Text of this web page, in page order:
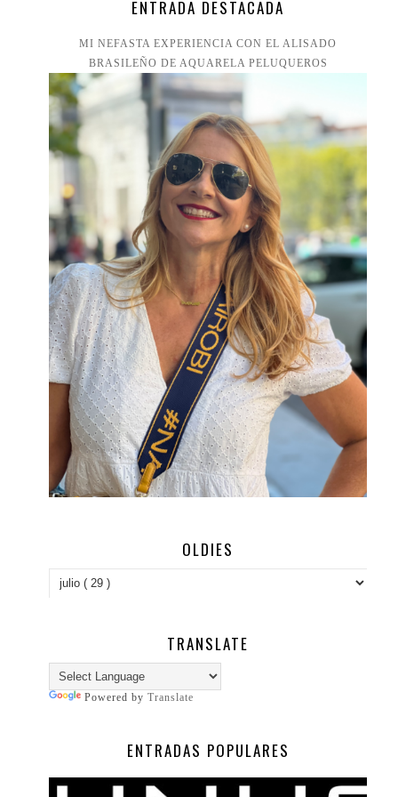
ENTRADA DESTACADA
MI NEFASTA EXPERIENCIA CON EL ALISADO
BRASILEÑO DE AQUARELA PELUQUEROS
OLDIES
TRANSLATE
Powered by Translate
ENTRADAS POPULARES